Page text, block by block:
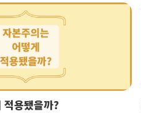
적용됐을까?